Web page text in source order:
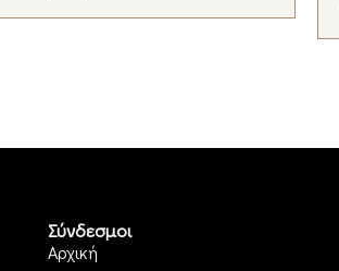
Σύνδεσμοι
Αρχική